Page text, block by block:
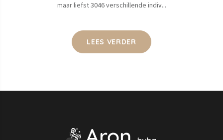
maar liefst 3046 verschillende indiv...
LEES VERDER